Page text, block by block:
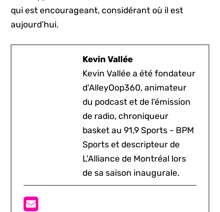
qui est encourageant, considérant où il est
aujourd’hui.
Kevin Vallée
Kevin Vallée a été fondateur
d'AlleyOop360, animateur
du podcast et de l'émission
de radio, chroniqueur
basket au 91,9 Sports - BPM
Sports et descripteur de
L'Alliance de Montréal lors
de sa saison inaugurale.